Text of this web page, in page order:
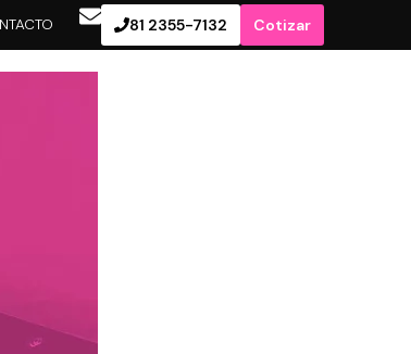
81 2355-7132 Cotizar